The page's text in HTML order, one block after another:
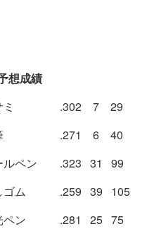
想成績
ミ .302 7 29
筆 .271 6 40
ペン .323 31 99
ム .259 39 105
ペン .281 25 75